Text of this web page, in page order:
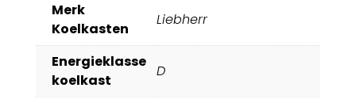
Merk
Koelkasten
Liebherr
Energieklasse
koelkast
D